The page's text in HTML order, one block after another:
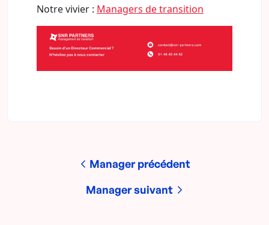
Notre vivier : Managers de transition
Manager précédent
Manager suivant